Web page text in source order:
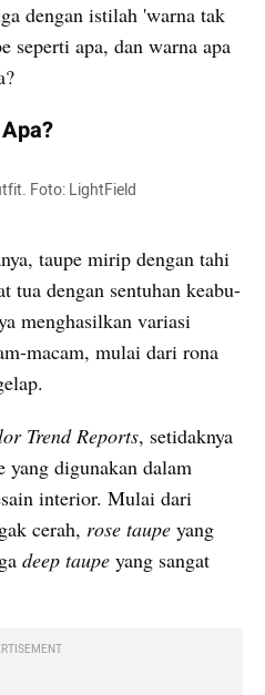
dengan istilah 'warna tak
seperti apa, dan warna apa
Foto: LightField
taupe mirip dengan tahi
tua dengan sentuhan keabu-
menghasilkan variasi
macam, mulai dari rona
Trend Reports, setidaknya
yang digunakan dalam
cerah, rose taupe yang
deep taupe yang sangat